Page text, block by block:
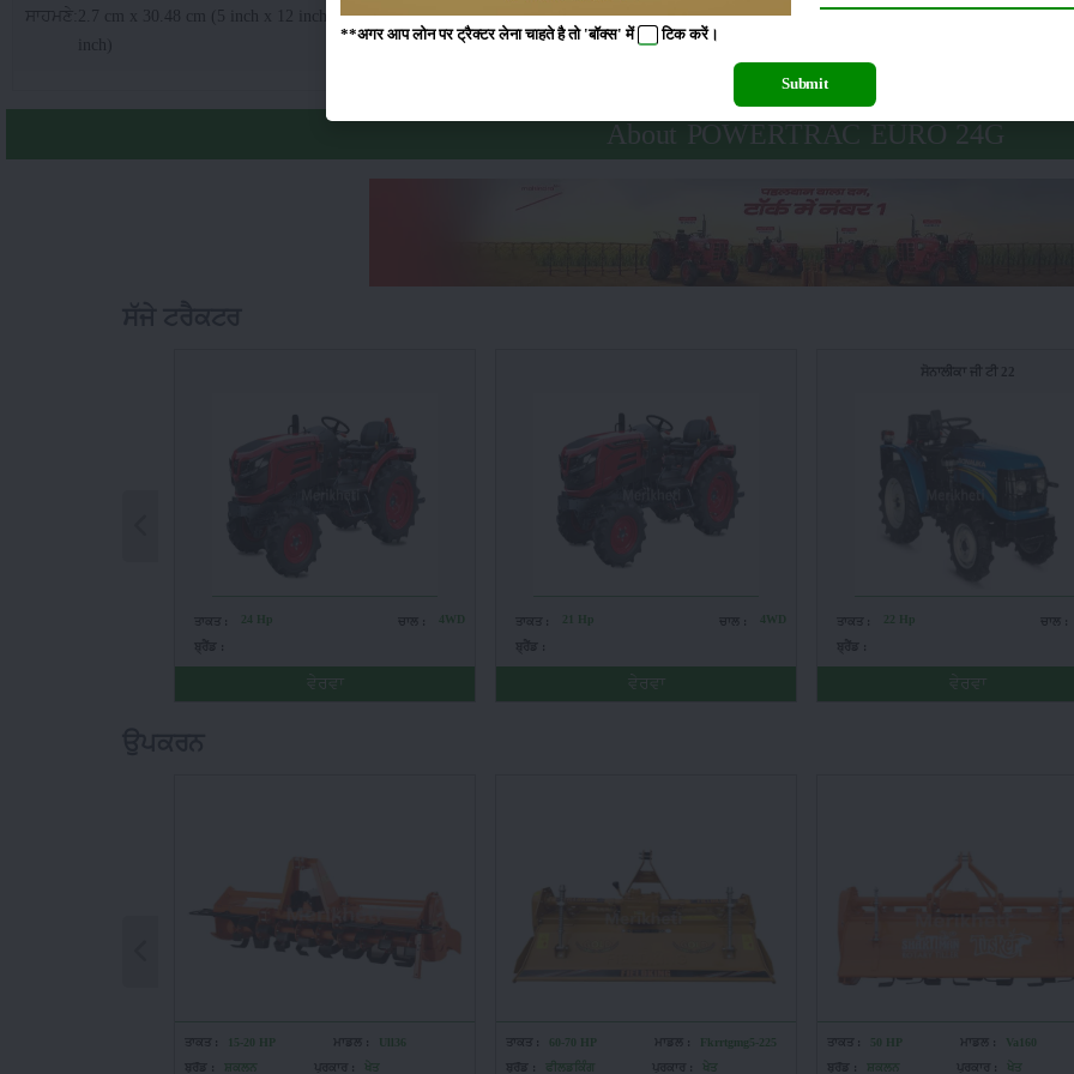
ਸਾਹਮਣੇ
2.7 cm x 30.48 cm (5 inch x 12 inch); 15.2 cm x 30.48 cm (6 inch x 12
inch)
ਰੀਅਰ:20.32 cm x 45.72 cm (8 inch x 18 inch); 21.08 cm x 50.8
20 inch)
About POWERTRAC EURO 24G
ਤਾਕਤ : 24 Hp ਚਾਲ : 4WD
ਬ੍ਰੈਂਡ :
ਵੇਰਵਾ
ਤਾਕਤ : 21 Hp ਚਾਲ : 4WD
ਬ੍ਰੈਂਡ :
ਵੇਰਵਾ
ਸੋਨਾਲੀਕਾ ਜੀ ਟੀ 22
ਤਾਕਤ : 22 Hp ਚਾਲ :
ਬ੍ਰੈਂਡ :
ਵੇਰਵਾ
ਤਾਕਤ : 15-20 HP ਮਾਡਲ :
Ull36
ਬ੍ਰੈਂਡ :
ਸ਼ਕਲਨ ਪ੍ਰਕਾਰ : ਖੇਤ
ਤਾਕਤ : 60-70 HP ਮਾਡਲ :
Fkrrtgmg5-225
ਬ੍ਰੈਂਡ :
ਫੀਲਡਕਿੰਗ ਪ੍ਰਕਾਰ : ਖੇਤ
ਤਾਕਤ : 50 HP ਮਾਡਲ :
Va160
ਬ੍ਰੈਂਡ :
ਸ਼ਕਲਨ ਪ੍ਰਕਾਰ : ਖੇਤ
**अगर आप लोन पर ट्रैक्टर लेना चाहते है तो 'बॉक्स' में टिककरें।
Submit